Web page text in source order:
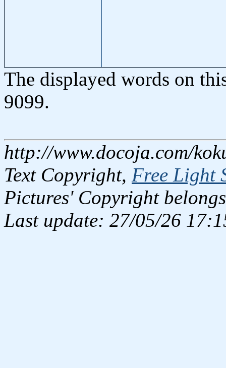
The displayed words on
9099.
http://www.docoja.com/
Text Copyright, Free Light
Pictures' Copyright
Last update: 27/05/26